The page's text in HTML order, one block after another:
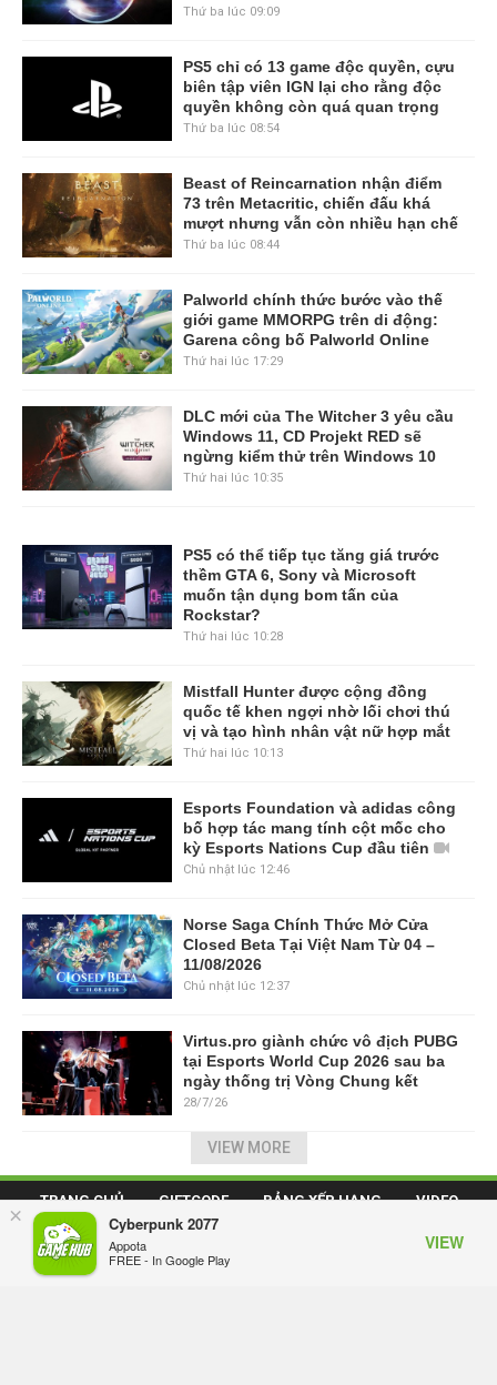
× Cyberpunk 2077
Appota
FREE - In Google Play
VIEW
Thứ ba lúc 09:09
PS5 chỉ có 13 game độc quyền, cựu
biên tập viên IGN lại cho rằng độc
quyền không còn quá quan trọng
Thứ ba lúc 08:54
Beast of Reincarnation nhận điểm
73 trên Metacritic, chiến đấu khá
mượt nhưng vẫn còn nhiều hạn chế
Thứ ba lúc 08:44
Palworld chính thức bước vào thế
giới game MMORPG trên di động:
Garena công bố Palworld Online
Thứ hai lúc 17:29
DLC mới của The Witcher 3 yêu cầu
Windows 11, CD Projekt RED sẽ
ngừng kiểm thử trên Windows 10
Thứ hai lúc 10:35
PS5 có thể tiếp tục tăng giá trước
thềm GTA 6, Sony và Microsoft
muốn tận dụng bom tấn của
Rockstar?
Thứ hai lúc 10:28
Mistfall Hunter được cộng đồng
quốc tế khen ngợi nhờ lối chơi thú
vị và tạo hình nhân vật nữ hợp mắt
Thứ hai lúc 10:13
Esports Foundation và adidas công
bố hợp tác mang tính cột mốc cho
kỳ Esports Nations Cup đầu tiên
Chủ nhật lúc 12:46
Norse Saga Chính Thức Mở Cửa
Closed Beta Tại Việt Nam Từ 04 –
11/08/2026
Chủ nhật lúc 12:37
Virtus.pro giành chức vô địch PUBG
tại Esports World Cup 2026 sau ba
ngày thống trị Vòng Chung kết
28/7/26
VIEW MORE
TRANG CHỦ GIFTCODE BẢNG XẾP HẠNG VIDEO
SỰ KIỆN GAME GAME MOBILE